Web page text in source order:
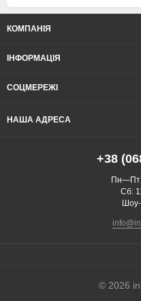
КОМПАНІЯ
ІНФОРМАЦІЯ
СОЦМЕРЕЖІ
НАША АДРЕСА
+38
Сб:
Шоу-
© 2026